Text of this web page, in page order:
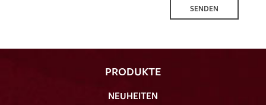
SENDEN
PRODUKTE
NEUHEITEN